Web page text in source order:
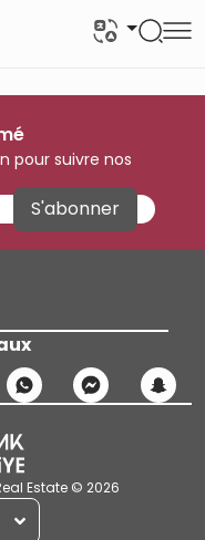
pour suivre nos
S'abonner
Estate © 2026